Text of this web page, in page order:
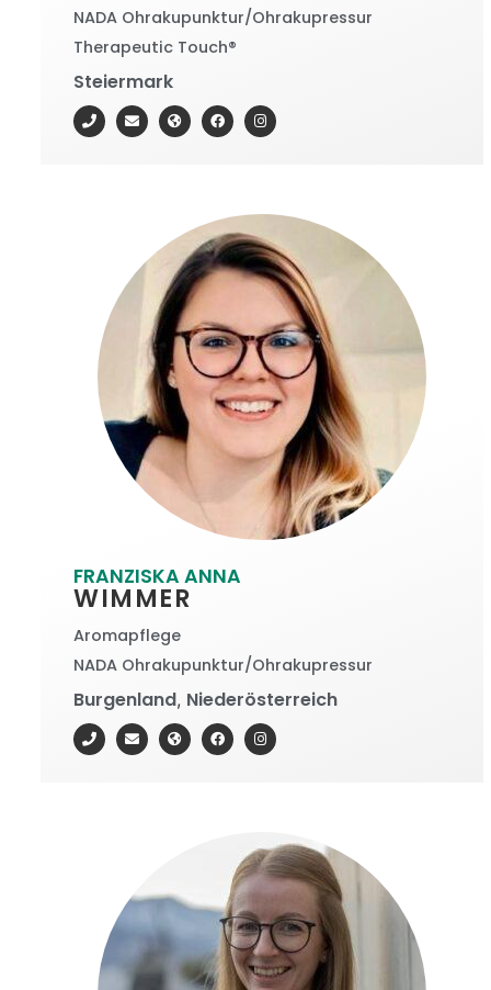
NADA Ohrakupunktur/Ohrakupressur
Therapeutic Touch®
Steiermark
FRANZISKA ANNA
WIMMER
Aromapflege
NADA Ohrakupunktur/Ohrakupressur
Burgenland, Niederösterreich